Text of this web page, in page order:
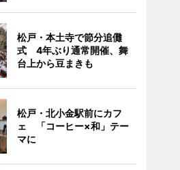
松戸・本土寺で節分追儺
式 4年ぶり通常開催、舞
台上から豆まきも
松戸・北小金駅前にカフ
ェ 「コーヒー×和」テー
マに